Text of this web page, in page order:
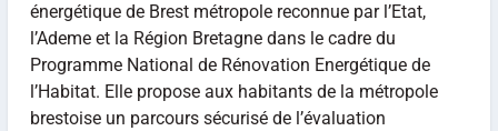
énergétique de Brest métropole reconnue par l’Etat,
l’Ademe et la Région Bretagne dans le cadre du
Programme National de Rénovation Energétique de
l’Habitat. Elle propose aux habitants de la métropole
brestoise un parcours sécurisé de l’évaluation